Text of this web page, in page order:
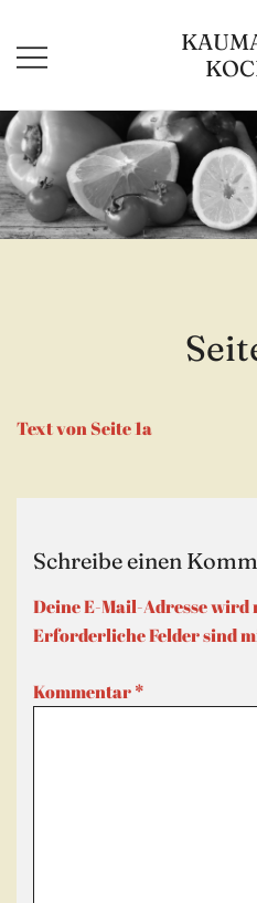
Inhalt
springen
Text von Seite 1a
Schreibe einen
Deine E-Mail-Adresse
Erforderliche Felder sind
Kommentar*